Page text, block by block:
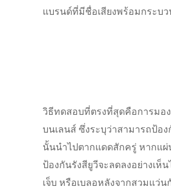
แบรนด์ที่มีชื่อเสียงพร้อมกระบ
วิธีทดสอบที่ตรงที่สุดคือการมอ
บนเลนส์ ซึ่งระบุว่าสามารถป้อ
นั้นนำไปตากแดดสักครู่ หากแ
ป้องกันรังสียูวีจะลดลงอย่างเ
เจ็บ หรือเบลอหลังจากสวมแว่